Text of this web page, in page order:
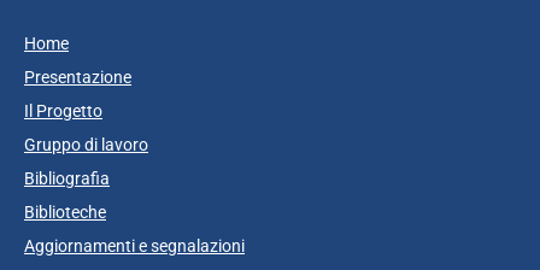
Home
Presentazione
Il Progetto
Gruppo di lavoro
Bibliografia
Biblioteche
Aggiornamenti e segnalazioni